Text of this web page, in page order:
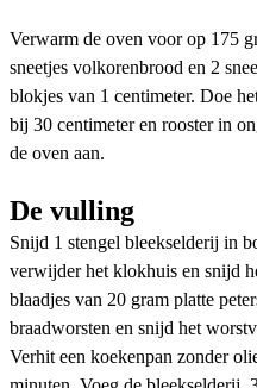
Verwarm de oven voor op 175
sneetjes volkorenbrood en 2
blokjes van 1 centimeter. Doe
bij 30 centimeter en rooster in
de oven aan.
De vulling
Snijd 1 stengel bleekselderij in
verwijder het klokhuis en snijd
blaadjes van 20 gram platte
braadworsten en snijd het
Verhit een koekenpan zonder